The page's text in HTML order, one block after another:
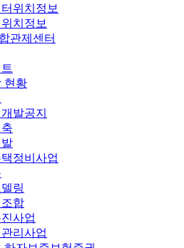
위치정보
치정보
관제센터
현황
발공지
정비사업
링
합
사업
리사업